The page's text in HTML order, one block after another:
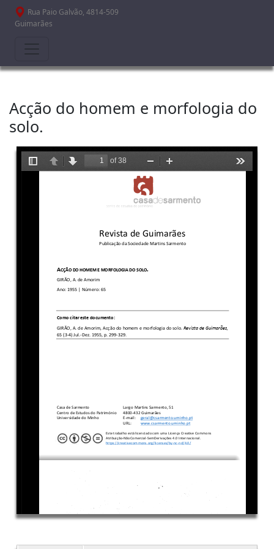
Passar para o conteúdo principal
Rua Paio Galvão, 4814-509
Guimarães
Acção do homem e morfologia do
solo.